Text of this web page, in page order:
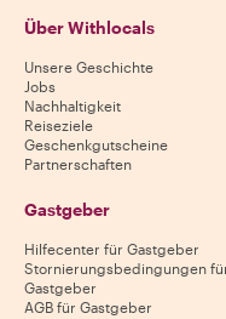
Über Withlocals
Unsere Geschichte
Jobs
Nachhaltigkeit
Reiseziele
Geschenkgutscheine
Partnerschaften
Gastgeber
Hilfecenter für Gastgeber
Stornierungsbedingungen
Gastgeber
AGB für Gastgeber